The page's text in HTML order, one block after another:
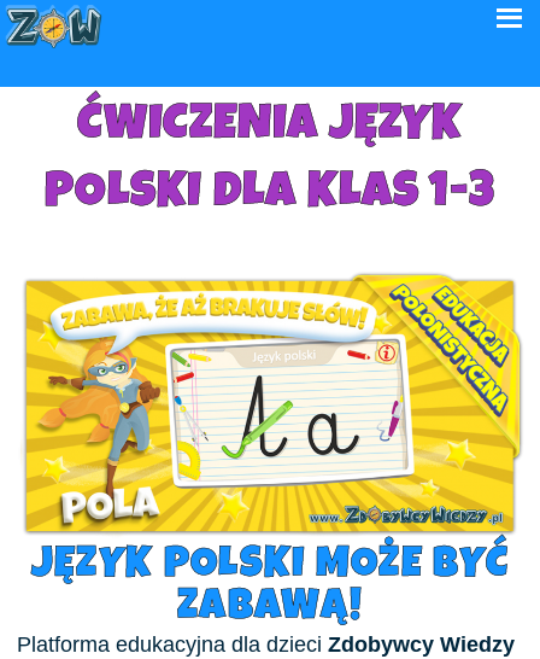
ĆWICZENIA JĘZYK
POLSKI DLA KLAS 1-3
JĘZYK POLSKI MOŻE BYĆ
ZABAWĄ!
Platforma edukacyjna dla dzieciZdobywcy Wiedzy